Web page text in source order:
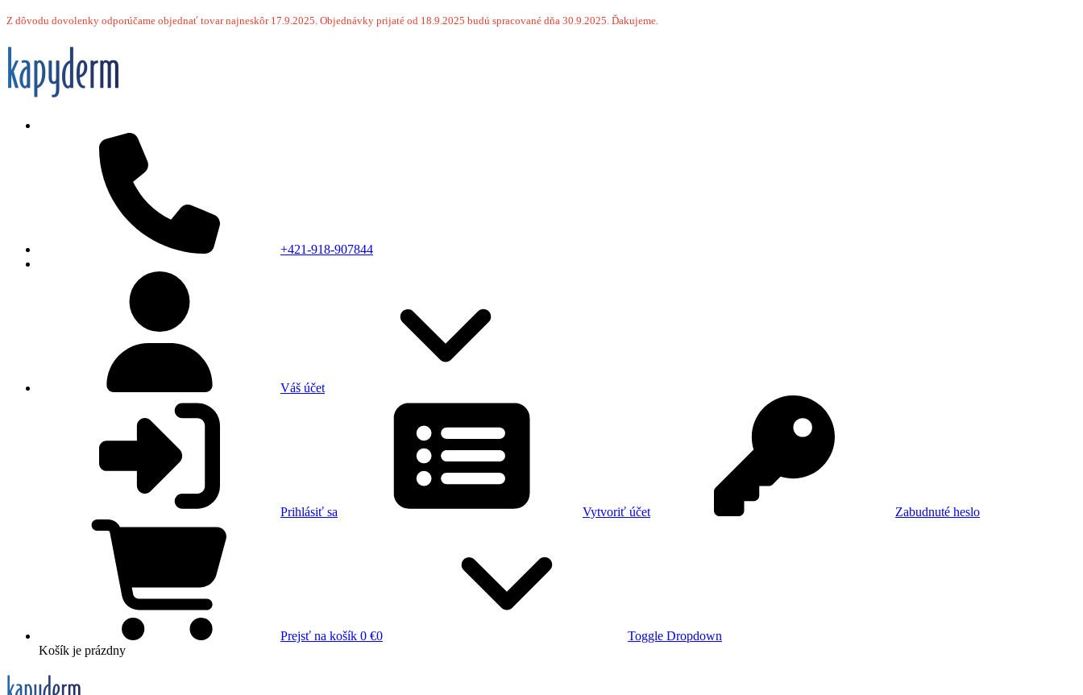
Z dôvodu dovolenky odporúčame objednať tovar najneskôr 17.9.2025. Objednávky prijaté od 18.9.2025 budú spracované dňa 30.9.2025. Ďakujeme.
+421-918-907844
Váš účet
Prihlásiť sa Vytvoriť účet Zabudnuté heslo
Prejsť na košík 0 €0
Toggle Dropdown
Košík je prázdny